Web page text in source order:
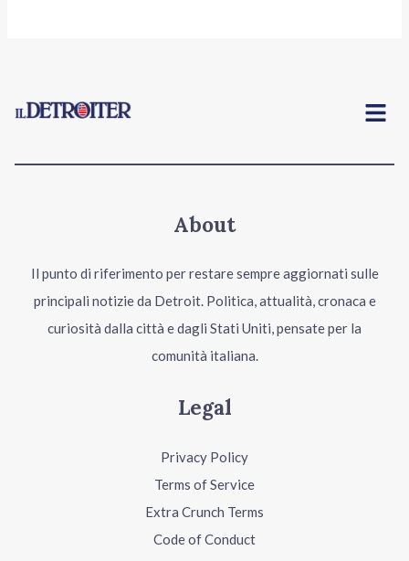
Menu
About
Il punto di riferimento per restare sempre aggiornati sulle
principali notizie da Detroit. Politica, attualità, cronaca e
curiosità dalla città e dagli Stati Uniti, pensate per la
comunità italiana.
Legal
Privacy Policy
Terms of Service
Extra Crunch Terms
Code of Conduct